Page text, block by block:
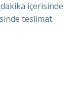
içerisinde
teslimat